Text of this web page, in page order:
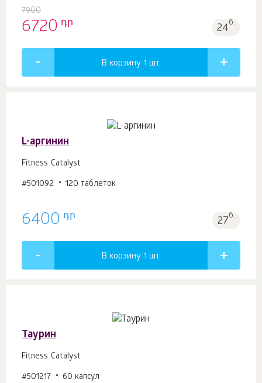
7900
6720 դր 24б.
В корзину 1 шт.
L-аргинин
Fitness Catalyst
#501092 120 таблеток
6400 դր 27б.
В корзину 1 шт.
Таурин
Fitness Catalyst
#501217 60 капсул